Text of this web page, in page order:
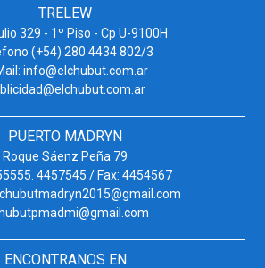
TRELEW
329 - 1º Piso - Cp U-9100H
(+54) 280 4434 802/3
info@elchubut.com.ar
PUERTO MADRYN
Roque Sáenz Peña 79
4457545 / Fax: 4454567
ENCONTRANOS EN